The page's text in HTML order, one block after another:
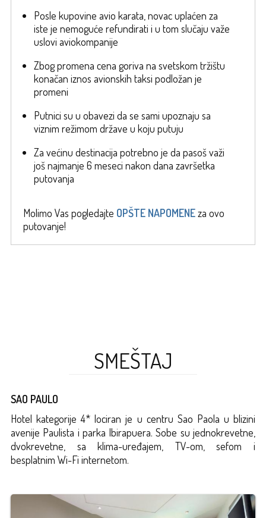
Posle kupovine avio karata, novac uplaćen za
iste je nemoguće refundirati i u tom slučaju važe
uslovi aviokompanije
Zbog promena cena goriva na svetskom tržištu
konačan iznos avionskih taksi podložan je
promeni
Putnici su u obavezi da se sami upoznaju sa
viznim režimom države u koju putuju
Za većinu destinacija potrebno je da pasoš važi
još najmanje 6 meseci nakon dana završetka
putovanja
Molimo Vas pogledajte OPŠTE NAPOMENEza ovo
putovanje!
SMEŠTAJ
SAO PAULO
Hotel kategorije 4* lociran je u centru Sao Paola u blizini
avenije Paulista i parka Ibirapuera. Sobe su jednokrevetne,
dvokrevetne, sa klima-uređajem, TV-om, sefom i
besplatnim Wi-Fi internetom.